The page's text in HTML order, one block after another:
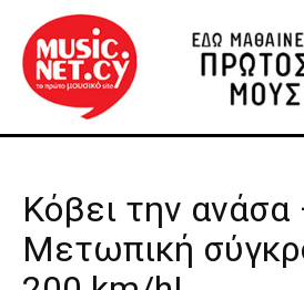
Κόβει την ανάσα
Μετωπική